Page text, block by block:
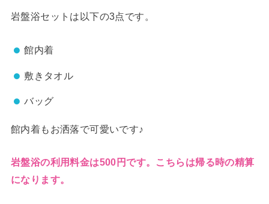
岩盤浴セットは以下の3点です。
館内着
敷きタオル
バッグ
館内着もお洒落で可愛いです♪
岩盤浴の利用料金は500円です。こちらは帰る時の精算
になります。